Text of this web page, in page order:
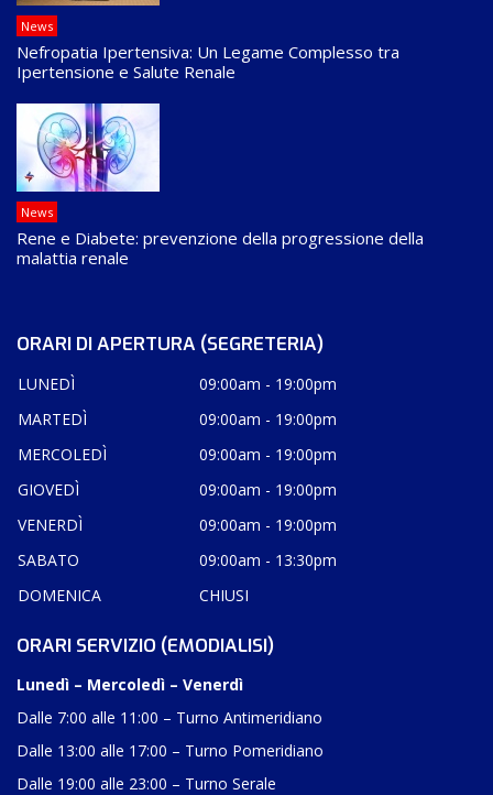
News
Nefropatia Ipertensiva: Un Legame Complesso tra
Ipertensione e Salute Renale
News
Rene e Diabete: prevenzione della progressione della
malattia renale
ORARI DI APERTURA (SEGRETERIA)
LUNEDÌ
09:00am - 19:00pm
MARTEDÌ
09:00am - 19:00pm
MERCOLEDÌ
09:00am - 19:00pm
GIOVEDÌ
09:00am - 19:00pm
VENERDÌ
09:00am - 19:00pm
SABATO
09:00am - 13:30pm
DOMENICA
CHIUSI
ORARI SERVIZIO (EMODIALISI)
Lunedì – Mercoledì – Venerdì
Dalle 7:00 alle 11:00 – Turno Antimeridiano
Dalle 13:00 alle 17:00 – Turno Pomeridiano
Dalle 19:00 alle 23:00 – Turno Serale